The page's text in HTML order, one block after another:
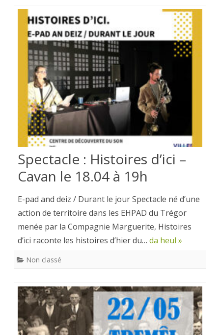
Spectacle : Histoires d’ici –
Cavan le 18.04 à 19h
E-pad and deiz / Durant le jour Spectacle né d’une
action de territoire dans les EHPAD du Trégor
menée par la Compagnie Marguerite, Histoires
d’ici raconte les histoires d’hier du… da heul »
Non classé